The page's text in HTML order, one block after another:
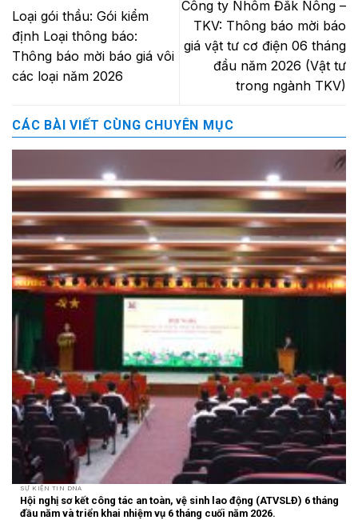
Loại gói thầu: Gói kiểm
định Loại thông báo:
Thông báo mời báo giá vôi
các loại năm 2026
Công ty Nhôm Đắk Nông –
TKV: Thông báo mời báo
giá vật tư cơ điện 06 tháng
đầu năm 2026 (Vật tư
trong ngành TKV)
CÁC BÀI VIẾT CÙNG CHUYÊN MỤC
SỰ KIỆN TIN DNA
Hội nghị sơ kết công tác an toàn, vệ sinh lao động (ATVSLĐ) 6 tháng
đầu năm và triển khai nhiệm vụ 6 tháng cuối năm 2026.